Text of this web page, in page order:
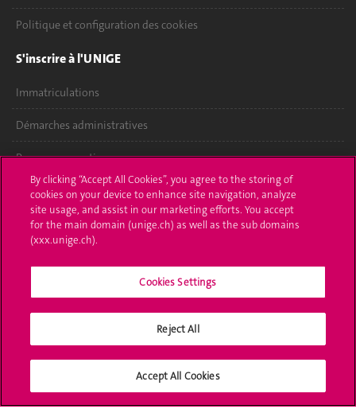
Politique et configuration des cookies
S'inscrire à l'UNIGE
Immatriculations
Démarches administratives
Poser une question
L'UNIGE vous informe
UNIGE Mobile
Médias sociaux UNIGE
By clicking “Accept All Cookies”, you agree to the storing of
cookies on your device to enhance site navigation, analyze
site usage, and assist in our marketing efforts. You accept
for the main domain (unige.ch) as well as the sub domains
(xxx.unige.ch).
Cookies Settings
Reject All
Accept All Cookies